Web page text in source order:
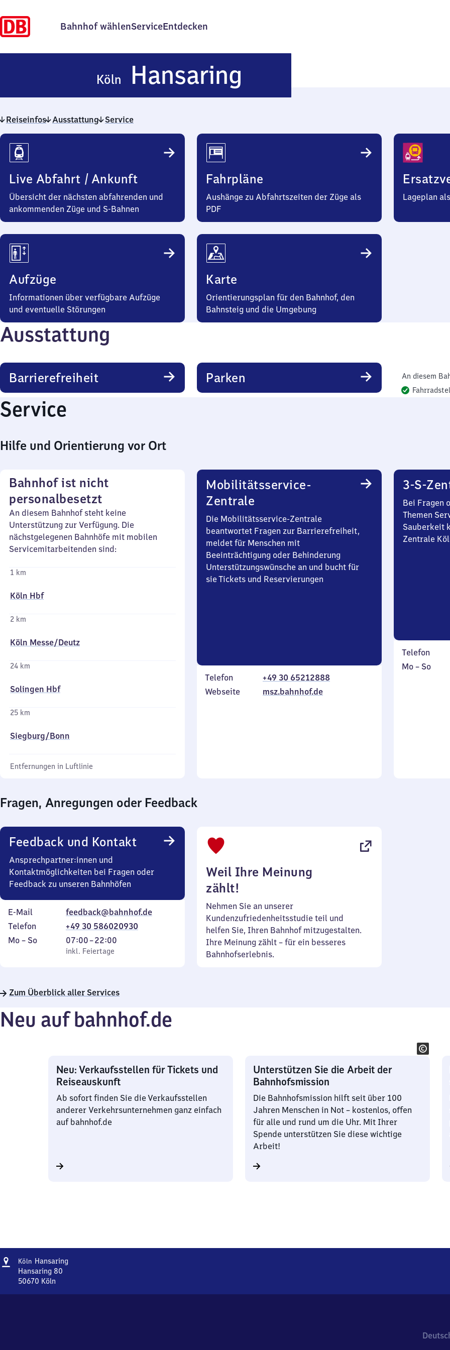
Bahnhof wählenServiceEntdecken
Köln Hansaring
Hansaring
Reiseinfos Ausstattung Service
Reiseinfos
Live Abfahrt / Ankunft
Übersicht der nächsten abfahrenden und
ankommenden Züge und S-Bahnen
Fahrpläne
Aushänge zu Abfahrtszeiten der Züge als
PDF
Lageplan
Aufzüge
Informationen über verfügbare Aufzüge
und eventuelle Störungen
Karte
Orientierungsplan für den Bahnhof, den
Bahnsteig und die Umgebung
Ausstattung
Barrierefreiheit Parken
An diesem
Service
Hilfe und Orientierung vor Ort
Bahnhof ist nicht
personalbesetzt
An diesem Bahnhof steht keine
Unterstützung zur Verfügung. Die
nächstgelegenen Bahnhöfe mit mobilen
Servicemitarbeitenden sind:
1 km
Köln Hbf
2 km
Köln Messe/​Deutz
24 km
Solingen Hbf
25 km
Siegburg/​Bonn
Entfernungen in Luftlinie
Mobilitätsservice-
Zentrale
Die Mobilitätsservice-Zentrale
beantwortet Fragen zur Barrierefreiheit,
meldet für Menschen mit
Beeinträchtigung oder Behinderung
Unterstützungswünsche an und bucht für
sie Tickets und Reservierungen
Telefon
+49 30 65212888
Webseite
msz.bahnhof.de
3-S-
Bei Fragen
Themen
Sauberkeit
Zentrale
Telefon
Montag
Mo – So,
Fragen, Anregungen oder Feedback
Feedback und Kontakt
Ansprechpartner:innen und
Kontaktmöglichkeiten bei Fragen oder
Feedback zu unseren Bahnhöfen
E-Mail
feedback@bahnhof.de
Telefon
+49 30 586020930
Montag
Mo – So,
inkl. Feiertage
07:00–22:00
Von
7
22
inkl. Feiertage
Weil Ihre Meinung
zählt!
Nehmen Sie an unserer
Kundenzufriedenheitsstudie teil und
helfen Sie, Ihren Bahnhof mitzugestalten.
Ihre Meinung zählt – für ein besseres
Bahnhofserlebnis.
Zum Überblick aller Services
Neu auf bahnhof.de
Neu: Verkaufsstellen für Tickets und
Reiseauskunft
Ab sofort finden Sie die Verkaufsstellen
anderer Verkehrsunternehmen ganz einfach
auf bahnhof.de
Unterstützen Sie die Arbeit der
Bahnhofsmission
Die Bahnhofsmission hilft seit über 100
Jahren Menschen in Not – kostenlos, offen
für alle und rund um die Uhr. Mit Ihrer
Spende unterstützen Sie diese wichtige
Arbeit!
Adresse
Köln Hansaring
Hansaring 80
50670 Köln